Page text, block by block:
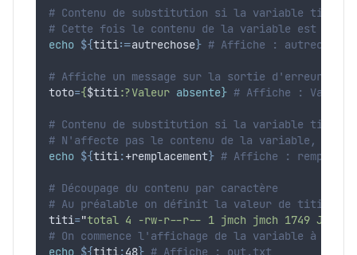
# Contenu de substitution si la variable titi
# Cette fois le contenu de la variable est
echo ${titi:=autrechose} # Affiche : autrechose
# Affiche un message sur la sortie d'erreur
toto={$titi :?Valeur absente} # Affiche : Valeur
# Contenu de substitution si la variable titi
# N'affecte pas le contenu de la variable, il
echo ${titi :+remplacement} # Affiche :
# Découpage du contenu par caractère
# Au préalable on définit la valeur de titi avec
titi="total 4 -rw-r--r-- 1 jmch jmch 1749 Jun
# On commence l'affichage de la variable à
echo ${titi :48} # Affiche : out.txt